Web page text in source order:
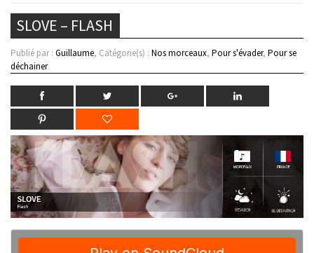
SLOVE – FLASH
Publié par : Guillaume, Catégorie(s) : Nos morceaux, Pour s'évader, Pour se
déchainer